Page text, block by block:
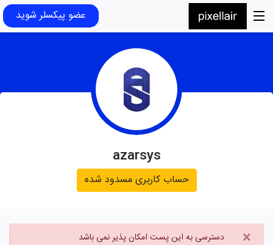
عضو پیکسلر شوید
azarsys
حساب کاربری مسدود شده
× دسترسی به این پست امکان پذیر نمی باشد